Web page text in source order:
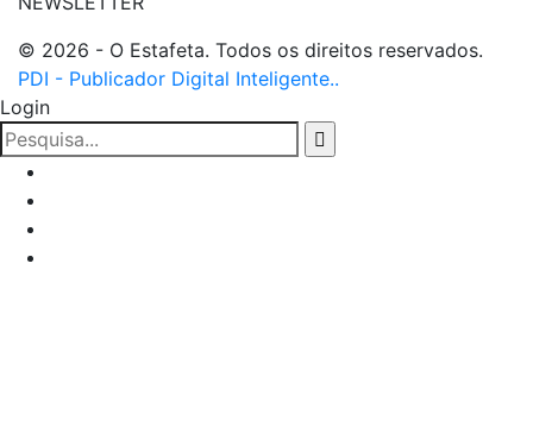
© 2026 - O Estafeta. Todos os direitos reservados.
PDI - Publicador Digital Inteligente..
Login